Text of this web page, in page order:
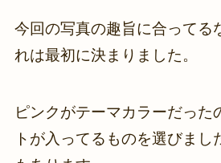
今回の写真の趣旨に合ってる
れは最初に決まりました。
ピンクがテーマカラーだった
トが入ってるものを選びまし